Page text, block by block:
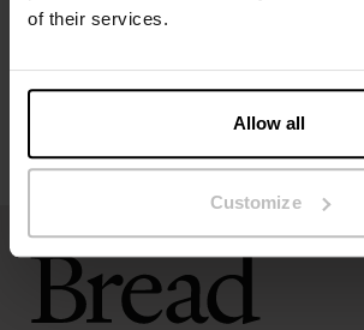
of their services.
Allow all
Customize